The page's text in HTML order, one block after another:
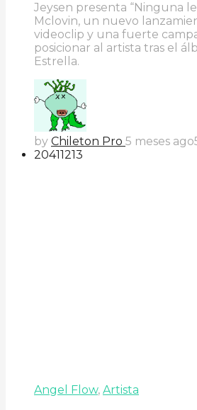
Jeysen presenta “Ninguna
Mclovin, un nuevo
videoclip y una fuerte
posicionar al artista tras el
Estrella.
by Chileton Pro 5 meses ago
20411213
Angel Flow, Artista